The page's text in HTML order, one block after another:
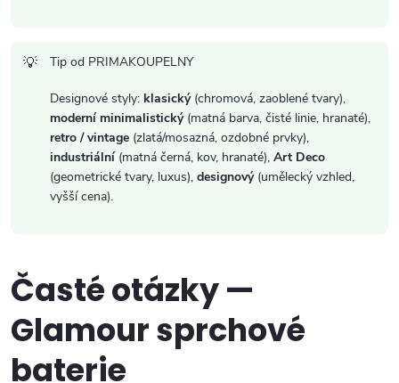
Tip od PRIMAKOUPELNY
Designové styly: klasický(chromová, zaoblené tvary),
moderní minimalistický(matná barva, čisté linie, hranaté),
retro / vintage (zlatá/mosazná, ozdobné prvky),
industriální (matná černá, kov, hranaté), Art Deco
(geometrické tvary, luxus), designový(umělecký vzhled,
vyšší cena).
Časté otázky —
Glamour sprchové
baterie